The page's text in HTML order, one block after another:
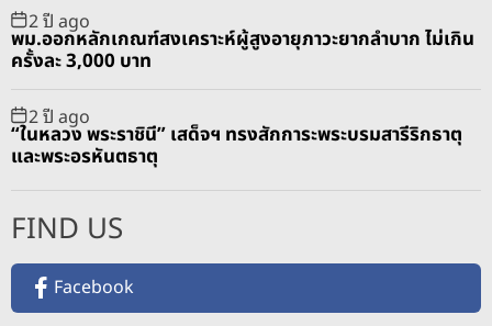
2 ปี ago
พม.ออกหลักเกณฑ์สงเคราะห์ผู้สูงอายุภาวะยากลำบาก ไม่เกิน
ครั้งละ 3,000 บาท
2 ปี ago
“ในหลวง พระราชินี” เสด็จฯ ทรงสักการะพระบรมสารีริกธาตุ
และพระอรหันตธาตุ
FIND US
Facebook